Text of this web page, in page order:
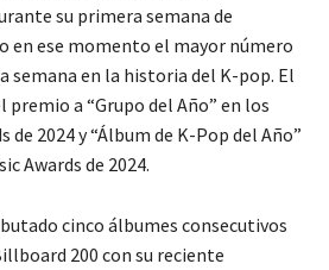
su primera semana de
en ese momento el mayor número
semana en la historia del K-pop. El
a “Grupo del Año” en los
de 2024 y “Álbum de K-Pop del Año”
Awards de 2024.
cinco álbumes consecutivos
200 con su reciente